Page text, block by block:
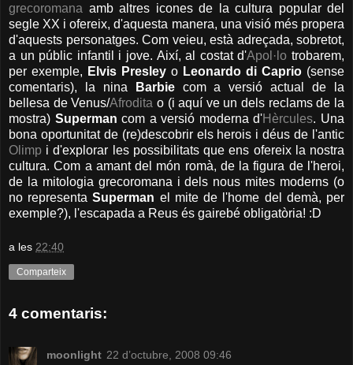
grecoromana amb altres icones de la cultura popular del
segle XX i ofereix, d'aquesta manera, una visió més propera
d'aquests personatges. Com veieu, està adreçada, sobretot,
a un públic infantil i jove. Així, al costat d'Apol·lo trobarem,
per exemple, Elvis Presley o Leonardo di Caprio (sense
comentaris), la nina
Barbie com a versió actual de la
bellesa de Venus/Afrodita o (i aquí ve un dels reclams de la
mostra) Supermancom a versió moderna d'Hèrcules. Una
bona oportunitat de (re)descobrir els herois i déus de l'antic
Olimp i d'explorar les possibilitats que ens ofereix la nostra
cultura. Com a amant del món romà, de la figura de l'heroi,
de la mitologia grecoromana i dels nous mites moderns (o
no representaSuperman el mite de l'home del demà, per
exemple?), l'escapada a Reus és gairebé obligatòria! :D
a les 22:40
Comparteix
4 comentaris:
moonlight 22 d’octubre, 2008 09:46